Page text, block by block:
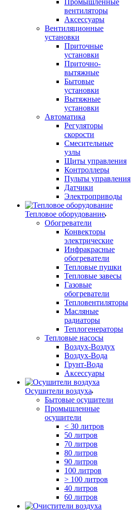
Промышленные
вентиляторы
Аксессуары
Вентиляционные
установки
Приточные
установки
Приточно-
вытяжные
Бытовые
установки
Вытяжные
установки
Автоматика
Регуляторы
скорости
Смесительные
узлы
Щиты управления
Контроллеры
Пульты управления
Датчики
Электроприводы
Тепловое оборудование
Обогреватели
Конвекторы
электрические
Инфракрасные
обогреватели
Тепловые пушки
Тепловые завесы
Газовые
обогреватели
Тепловентиляторы
Масляные
радиаторы
Теплогенераторы
Тепловые насосы
Воздух-Воздух
Воздух-Вода
Грунт-Вода
Аксессуары
Осушители воздуха
Бытовые осушители
Промышленные
осушители
< 30 литров
50 литров
70 литров
80 литров
90 литров
100 литров
> 100 литров
40 литров
60 литров